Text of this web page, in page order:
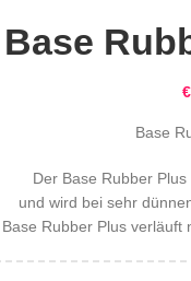
Base
€
Base
Der Base Rubber
und wird bei sehr
Base Rubber Plus verläuft